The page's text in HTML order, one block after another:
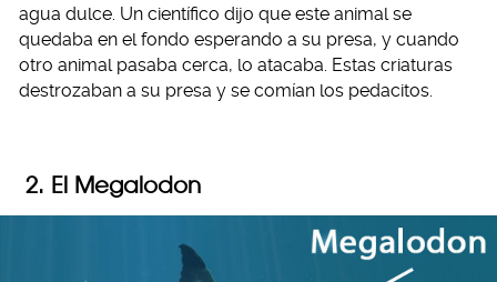
agua dulce. Un científico dijo que este animal se
quedaba en el fondo esperando a su presa, y cuando
otro animal pasaba cerca, lo atacaba. Estas criaturas
destrozaban a su presa y se comían los pedacitos.
2. El Megalodon